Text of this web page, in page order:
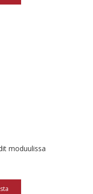
moduulissa